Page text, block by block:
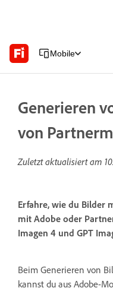
Mobile
Generieren
von
Zuletzt aktualisiert am
Erfahre, wie du Bilder
mit Adobe oder
Imagen 4 und GPT
Beim Generieren von
kannst du aus Adobe-